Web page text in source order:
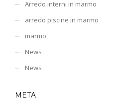
Arredo interni in marmo
arredo piscine in marmo
marmo
News
News
META